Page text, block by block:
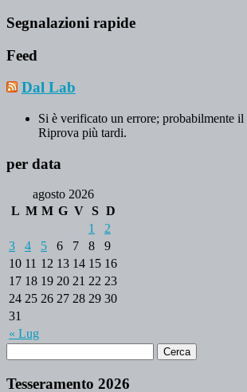
Segnalazioni rapide
Feed
Dal Lab
Si è verificato un errore; probabilmente il
Riprova più tardi.
per data
agosto 2026
L M M G V S D
« Lug
1
2
3
4 5 6 7 8
9
10 11 12 13 14 15 16
17 18 19 20 21 22 23
24 25 26 27 28 29 30
31
Tesseramento 2026